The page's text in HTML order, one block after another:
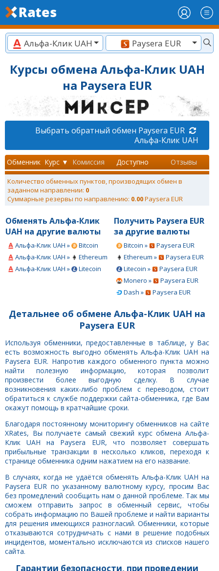
Альфа-Клик UAH Paysera EUR
Курсы обмена Альфа-Клик UAH
на Paysera EUR
Выбрать обратный обмен Paysera EUR
Альфа-Клик UAH
Обменник Курс ▼ Комиссия Доступно Отзывы
Количество обменных пунктов, производящих обмен в
заданном направлении: 0
Суммарные резервы по направлению: 0.00Paysera EUR
Обменять Альфа-Клик
UAH на другие валюты
Альфа-Клик UAH »
Bitcoin
Альфа-Клик UAH »
Ethereum
Альфа-Клик UAH »
Litecoin
Получить Paysera EUR
за другие валюты
Bitcoin »
Paysera EUR
Ethereum »
Paysera EUR
Litecoin »
Paysera EUR
Monero »
Paysera EUR
Dash »
Paysera EUR
Детальнее об обмене Альфа-Клик UAH на
Paysera EUR
Используя обменники, предоставленные в таблице, у Вас
есть возможность выгодно обменять Альфа-Клик UAH на
Paysera EUR. Напротив каждого обменного пункта можно
найти полезную информацию, которая позволит
произвести более выгодную сделку. В случае
возникновения каких-либо проблем с переводом, стоит
обратиться к службе поддержки сайта-обменника, где Вам
окажут помощь в кратчайшие сроки.
Благодаря постоянному мониторингу обменников на сайте
XRates, Вы получаете самый свежий курс обмена Альфа-
Клик UAH на Paysera EUR, что позволяет совершать
прибыльные транзакции в несколько кликов, переходя к
странице обменника одним нажатием на его название.
В случаях, когда не удаётся обменять Альфа-Клик UAH на
Paysera EUR по указанному валютному курсу, просим Вас
без промедлений сообщить нам о данной проблеме. Так мы
сможем отправить запрос в обменный сервис, чтобы
собрать информацию по Вашей проблеме и найти варианты
для решения имеющихся разногласий. Обменники, которые
отказываются сотрудничать с нами в решение подобных
инцидентов, моментально исключаются из списков нашего
сайта.
Гарантии безопасности, при проведении